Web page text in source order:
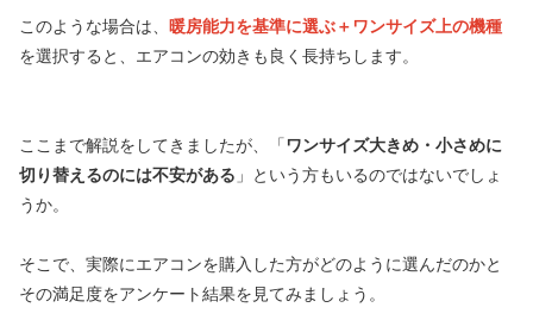
このような場合は、 暖房能力を基準に選ぶ＋ワンサイズ上の機種
を選択すると、エアコンの効きも良く長持ちします。
ここまで解説をしてきましたが、「 ワンサイズ大きめ・小さめに
切り替えるのには不安がある 」という方もいるのではないでしょ
うか。
そこで、実際にエアコンを購入した方がどのように選んだのかと
その満足度をアンケート結果を見てみましょう。